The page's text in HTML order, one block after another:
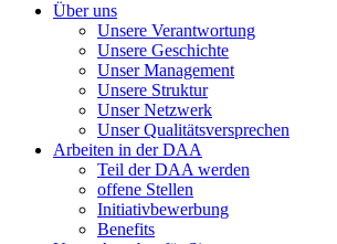
Über uns
Unsere Verantwortung
Unsere Geschichte
Unser Management
Unsere Struktur
Unser Netzwerk
Unser Qualitätsversprechen
Arbeiten in der DAA
Teil der DAA werden
offene Stellen
Initiativbewerbung
Benefits